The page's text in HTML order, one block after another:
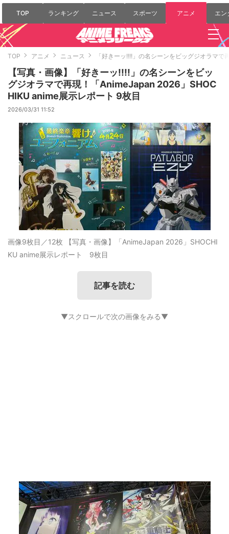
TOP ランキング ニュース スポーツ アニメ エン
TOP アニメ ニュース 「好きーッ!!!!」の名シーンをビッグジオラマ
【写真・画像】「好きーッ!!!!」の名シーンをビッ
グジオラマで再現！「AnimeJapan 2026」SHOC
HIKU anime展示レポート 9枚目
2026/03/31 11:52
画像9枚目／12枚 【写真・画像】「AnimeJapan 2026」SHOCHI
KU anime展示レポート 9枚目
記事を読む
▼スクロールで次の画像をみる▼